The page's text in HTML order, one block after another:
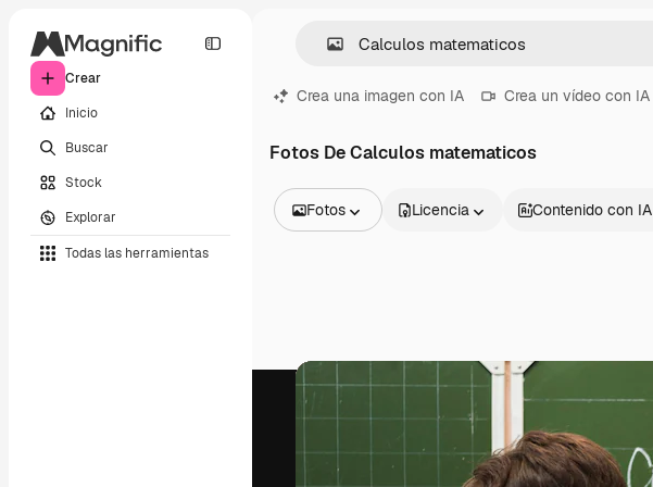
Crear
Inicio
Buscar
Stock
Explorar
Todas las herramientas
Crea una imagen con IA Crea un vídeo con IA
Fotos De Calculos matematicos
Fotos
Vídeos
Clips de vídeo
Motion graphics
Plantillas de vídeos
Licencia Contenido con IA